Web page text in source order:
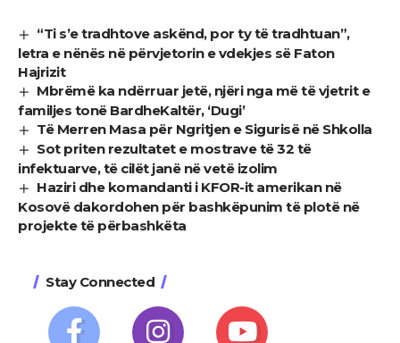
“Ti s’e tradhtove askënd, por ty të tradhtuan”,
letra e nënës në përvjetorin e vdekjes së Faton
Hajrizit
Mbrëmë ka ndërruar jetë, njëri nga më të vjetrit e
familjes tonë BardheKaltër, ‘Dugi’
Të Merren Masa për Ngritjen e Sigurisë në Shkolla
Sot priten rezultatet e mostrave të 32 të
infektuarve, të cilët janë në vetë izolim
Haziri dhe komandanti i KFOR-it amerikan në
Kosovë dakordohen për bashkëpunim të plotë në
projekte të përbashkëta
Stay Connected